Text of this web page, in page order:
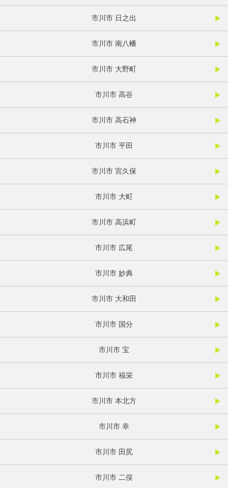
市川市 日之出
市川市 南八幡
市川市 大野町
市川市 高谷
市川市 高石神
市川市 平田
市川市 宮久保
市川市 大町
市川市 高浜町
市川市 広尾
市川市 妙典
市川市 大和田
市川市 国分
市川市 宝
市川市 福栄
市川市 本北方
市川市 幸
市川市 田尻
市川市 二俣